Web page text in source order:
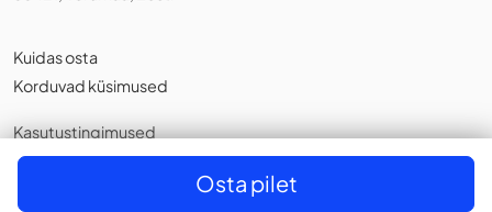
Osta pilet
Kuidas osta
Korduvad küsimused
Kasutustingimused
Privaatsuspoliitika,Küpsistest